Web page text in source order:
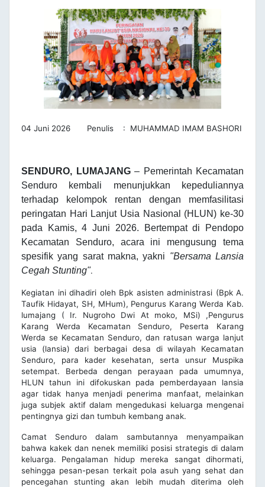
04 Juni 2026 Penulis : MUHAMMAD IMAM BASHORI
SENDURO, LUMAJANG– Pemerintah Kecamatan
Senduro kembali menunjukkan kepeduliannya
terhadap kelompok rentan dengan memfasilitasi
peringatan Hari Lanjut Usia Nasional (HLUN) ke-30
pada Kamis, 4 Juni 2026. Bertempat di Pendopo
Kecamatan Senduro, acara ini mengusung tema
spesifik yang sarat makna, yakni "Bersama Lansia
Cegah Stunting".
Kegiatan ini dihadiri oleh Bpk asisten administrasi (Bpk A.
Taufik Hidayat, SH, MHum), Pengurus Karang Werda Kab.
lumajang ( Ir. Nugroho Dwi At moko, MSi) ,Pengurus
Karang Werda Kecamatan Senduro, Peserta Karang
Werda se Kecamatan Senduro, dan ratusan warga lanjut
usia (lansia) dari berbagai desa di wilayah Kecamatan
Senduro, para kader kesehatan, serta unsur Muspika
setempat. Berbeda dengan perayaan pada umumnya,
HLUN tahun ini difokuskan pada pemberdayaan lansia
agar tidak hanya menjadi penerima manfaat, melainkan
juga subjek aktif dalam mengedukasi keluarga mengenai
pentingnya gizi dan tumbuh kembang anak.
Camat Senduro dalam sambutannya menyampaikan
bahwa kakek dan nenek memiliki posisi strategis di dalam
keluarga. Pengalaman hidup mereka sangat dihormati,
sehingga pesan-pesan terkait pola asuh yang sehat dan
pencegahan stunting akan lebih mudah diterima oleh